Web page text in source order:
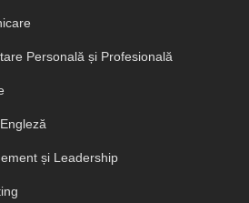
Personală și Profesională
și Leadership